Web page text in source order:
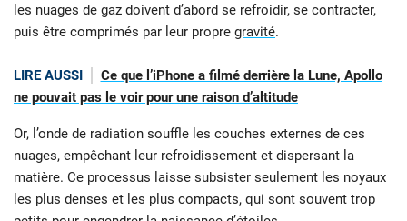
les nuages de gaz doivent d’abord se refroidir, se contracter,
puis être comprimés par leur propre gravité.
LIRE AUSSI
Ce que l’iPhone a filmé derrière la Lune, Apollo
ne pouvait pas le voir pour une raison d’altitude
Or, l’onde de radiation souffle les couches externes de ces
nuages, empêchant leur refroidissement et dispersant la
matière. Ce processus laisse subsister seulement les noyaux
les plus denses et les plus compacts, qui sont souvent trop